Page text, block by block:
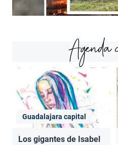
Guadalajara capital
Los gigantes de Isabel